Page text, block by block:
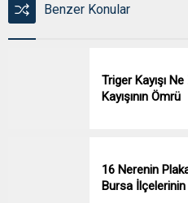
Benzer Konular
Triger Kayışı
Kayışının Ömrü
16 Nerenin
Bursa İlçelerinin